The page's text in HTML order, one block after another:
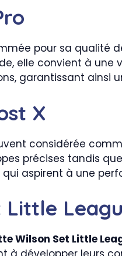
pour sa qualité
elle convient à
garantissant ainsi
X
considérée
précises tandis
aspirent à une
Little
Wilson Set Little